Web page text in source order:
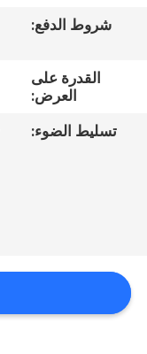
مراقبة
خريطة
شروط الدفع:
القدرة على
العرض:
تسليط الضوء: